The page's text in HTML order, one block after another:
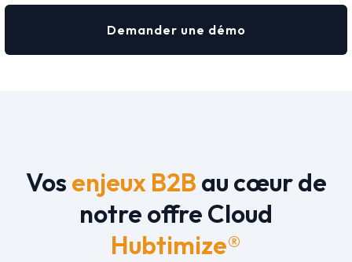
Demander une démo
Vos enjeux B2B au cœur de
notre offre Cloud
Hubtimize®